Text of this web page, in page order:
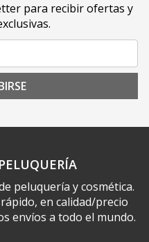
para recibir ofertas y
peluquería y cosmética.
en calidad/precio
envíos a todo el mundo.